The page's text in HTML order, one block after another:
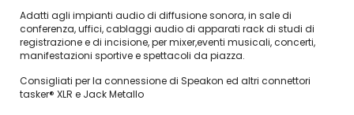
Adatti agli impianti audio di diffusione sonora, in sale di
conferenza, uffici, cablaggi audio di apparati rack di studi di
registrazione e di incisione, per mixer,eventi musicali, concerti,
manifestazioni sportive e spettacoli da piazza.
Consigliati per la connessione di Speakon ed altri connettori
tasker® XLR e Jack Metallo